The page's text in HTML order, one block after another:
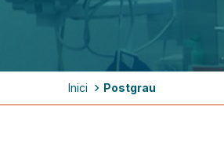
d'ariadna
Inici Postgrau